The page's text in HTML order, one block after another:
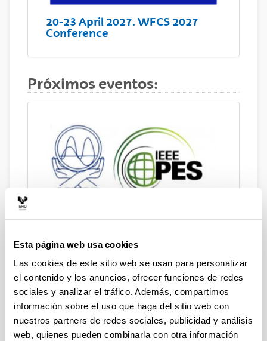
Esta página web usa cookies
Las cookies de este sitio web se usan para personalizar
el contenido y los anuncios, ofrecer funciones de redes
sociales y analizar el tráfico. Además, compartimos
información sobre el uso que haga del sitio web con
nuestros partners de redes sociales, publicidad y análisis
web, quienes pueden combinarla con otra información
20-23 April 2027. WFCS 2027
Conference
Próximos eventos:
Conference. Dresden (Germany)